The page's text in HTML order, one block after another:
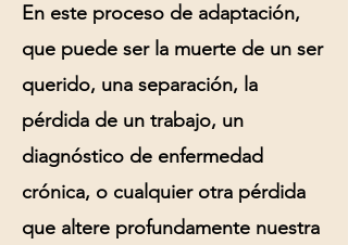
En este proceso de adaptación,
que puede ser la muerte de un ser
querido, una separación, la
pérdida de un trabajo, un
diagnóstico de enfermedad
crónica, o cualquier otra pérdida
que altere profundamente nuestra